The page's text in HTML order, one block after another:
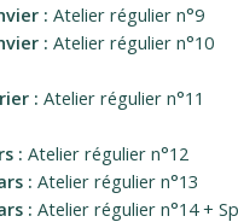
: Atelier régulier n°9
: Atelier régulier n°10
: Atelier régulier n°11
: Atelier régulier n°12
: Atelier régulier n°13
: Atelier régulier n°14 +